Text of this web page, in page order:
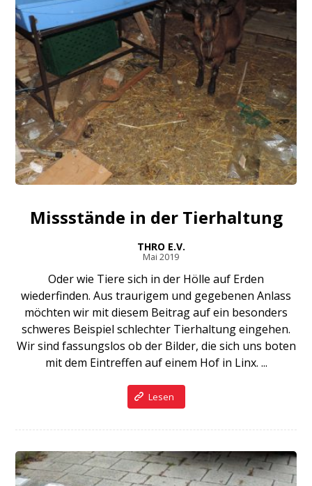
Missstände in der Tierhaltung
THRO E.V.
Mai 2019
Oder wie Tiere sich in der Hölle auf Erden
wiederfinden. Aus traurigem und gegebenen Anlass
möchten wir mit diesem Beitrag auf ein besonders
schweres Beispiel schlechter Tierhaltung eingehen.
Wir sind fassungslos ob der Bilder, die sich uns boten
mit dem Eintreffen auf einem Hof in Linx. ...
Lesen